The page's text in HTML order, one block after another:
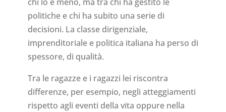
politiche e chi ha subito una serie di
decisioni. La classe dirigenziale,
imprenditoriale e politica italiana ha perso di
spessore, di qualità.
Tra le ragazze e i ragazzi lei riscontra
differenze, per esempio, negli atteggiamenti
rispetto agli eventi della vita oppure nella